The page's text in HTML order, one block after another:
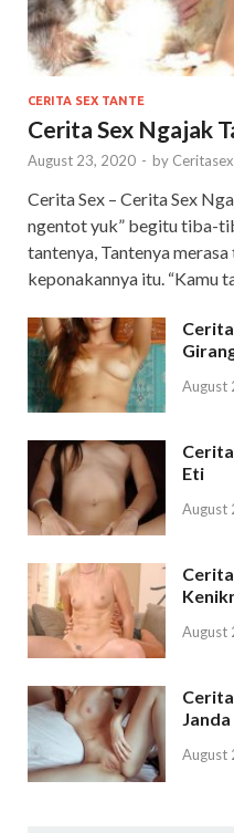
CERITA SEX TANTE
Cerita Sex Ngajak
August 23, 2020 - by
Cerita Sex – Cerita Sex
ngentot yuk” begitu tiba-
tantenya, Tantenya
keponakannya itu. “Kamu
August
Eti
August
August
August